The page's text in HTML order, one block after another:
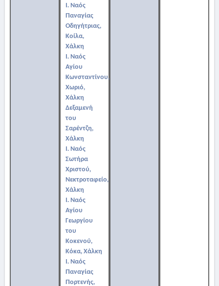
Ι. Ναός
Παναγίας
Οδηγήτριας,
Κοίλα,
Χάλκη
Ι. Ναός
Αγίου
Κωνσταντίνου,
Χωριό,
Χάλκη
Δεξαμενή
του
Σαρέντζη,
Χάλκη
Ι. Ναός
Σωτήρα
Χριστού,
Νεκτροταφείο,
Χάλκη
Ι. Ναός
Αγίου
Γεωργίου
του
Κοκενού,
Κόκα, Χάλκη
Ι. Ναός
Παναγίας
Πορτενής,